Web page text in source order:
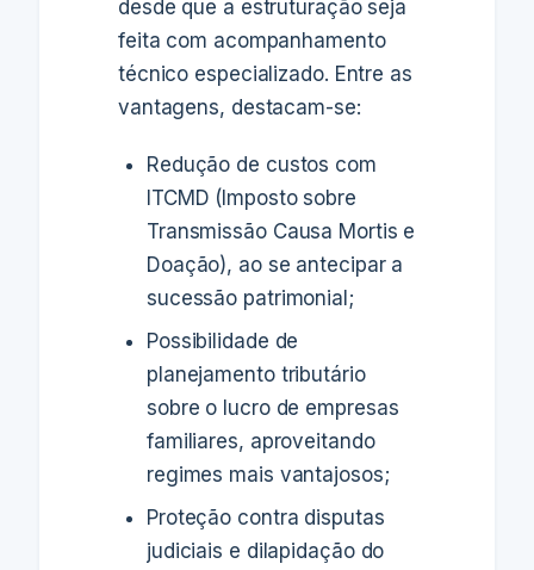
desde que a estruturação seja
feita com acompanhamento
técnico especializado. Entre as
vantagens, destacam-se:
Redução de custos com
ITCMD (Imposto sobre
Transmissão Causa Mortis e
Doação), ao se antecipar a
sucessão patrimonial;
Possibilidade de
planejamento tributário
sobre o lucro de empresas
familiares, aproveitando
regimes mais vantajosos;
Proteção contra disputas
judiciais e dilapidação do